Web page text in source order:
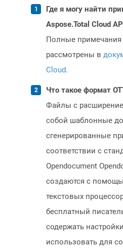
Где я могу найти
Aspose.Total Cloud
Полные примечания
рассмотрены в
Cloud.
Что такое формат
Файлы с
собой шаблонные
сгенерированные
соответствии с
Opendocument
создаются с
текстовых
бесплатный
содержать
использовать для